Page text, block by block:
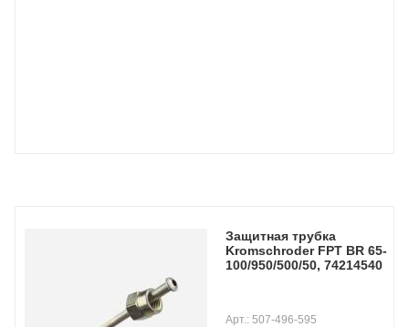
Защитная трубка
Kromschroder FPT BR 65-
100/950/500/50, 74214540
Арт.: 507-496-595